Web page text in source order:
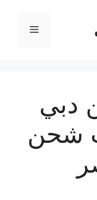
القائمة
دبي
شحن